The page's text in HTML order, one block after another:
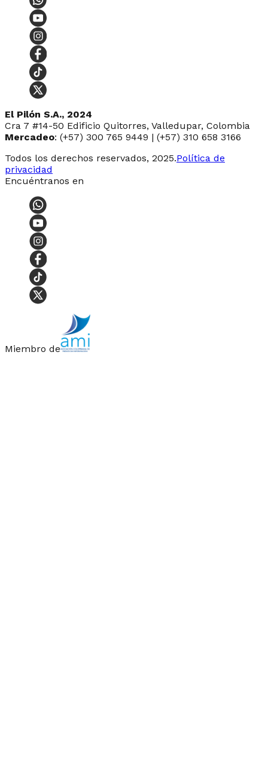
El Pilón S.A., 2024
Cra 7 #14-50 Edificio Quitorres, Valledupar, Colombia
Mercadeo: (+57) 300 765 9449 | (+57) 310 658 3166
Todos los derechos reservados, 2025.Política de
privacidad
Encuéntranos en
Miembro de